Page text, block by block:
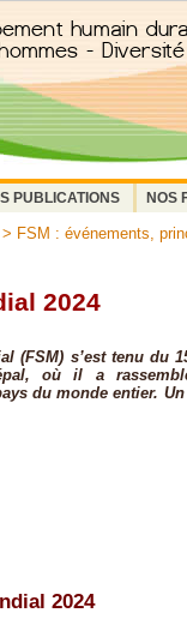
PUBLICATIONS NOS
> FSM : événements,
2024
(FSM) s’est tenu du
où il a
du monde entier.
2024